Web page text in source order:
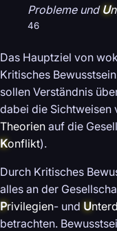
Probleme und U
46
Das Hauptziel von
Kritisches
sollen Verständnis
dabei die Sichtweisen
Theorien auf die
Konflikt).
Durch Kritisches
alles an der
Privilegien- und U
betrachten.